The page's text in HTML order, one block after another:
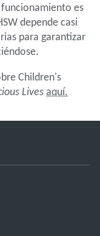
es
depende casi
para garantizar
Children's
Livesaquí.